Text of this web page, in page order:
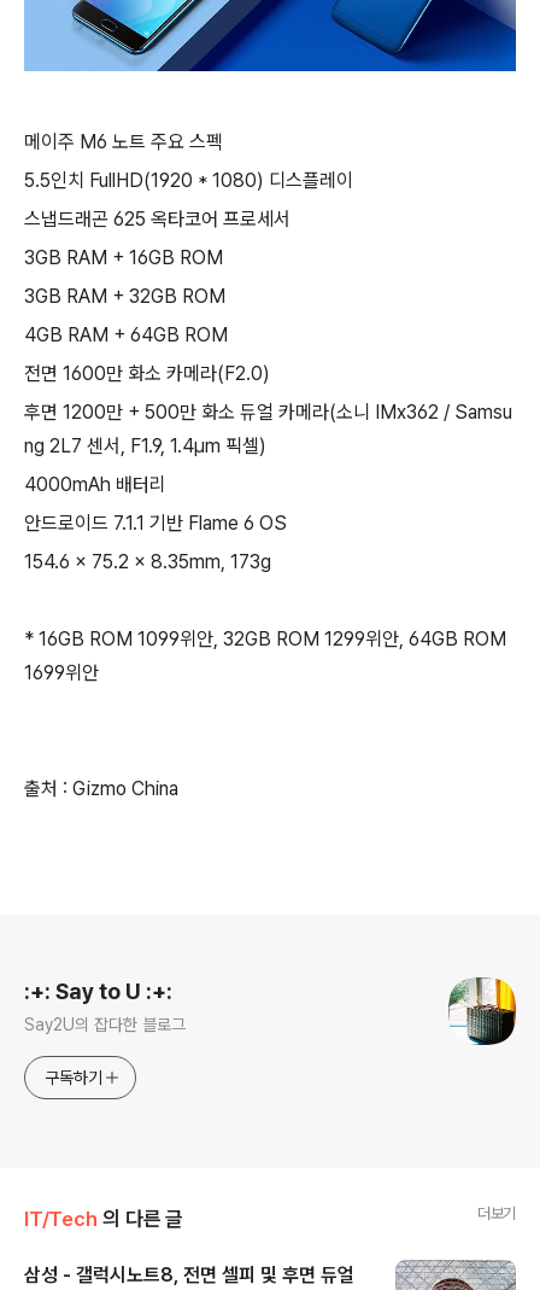
메이주 M6 노트 주요 스펙
5.5인치 FullHD(1920 * 1080) 디스플레이
스냅드래곤 625 옥타코어 프로세서
3GB RAM + 16GB ROM
3GB RAM + 32GB ROM
4GB RAM + 64GB ROM
전면 1600만 화소 카메라(F2.0)
후면 1200만 + 500만 화소 듀얼 카메라(소니 IMx362 / Samsu
ng 2L7 센서, F1.9, 1.4μm 픽셀)
4000mAh 배터리
안드로이드 7.1.1 기반 Flame 6 OS
154.6 x 75.2 x 8.35mm, 173g
* 16GB ROM 1099위안, 32GB ROM 1299위안, 64GB ROM
1699위안
출처 : Gizmo China
:+: Say to U :+:
Say2U의 잡다한 블로그
구독하기
IT/Tech 의 다른 글 더보기
삼성 - 갤럭시노트8, 전면 셀피 및 후면 듀얼